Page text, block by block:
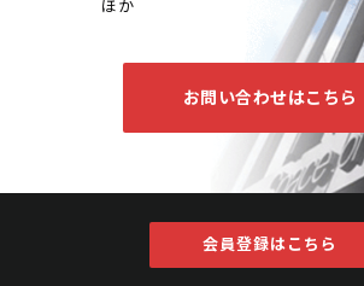
ほか
お問い合わせはこちら
会員登録はこちら